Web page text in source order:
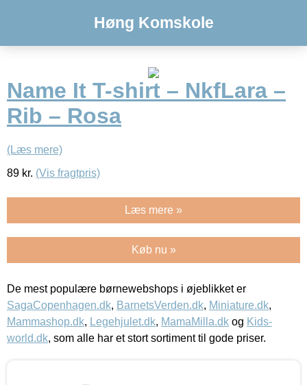
Høng Komskole
Name It T-shirt – NkfLara –
Rib – Rosa
(Læs mere)
89 kr. (Vis fragtpris)
Læs mere »
Køb nu »
De mest populære børnewebshops i øjeblikket er
SagaCopenhagen.dk, BarnetsVerden.dk, Miniature.dk,
Mammashop.dk, Legehjulet.dk, MamaMilla.dk og Kids-
world.dk, som alle har et stort sortiment til gode priser.